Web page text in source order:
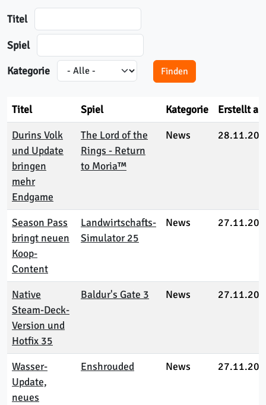
Titel
Spiel
Kategorie
Titel Spiel Kategorie
Erstellt am
Durins Volk
und Update
bringen
mehr
Endgame
The Lord of the
Rings - Return
to Moria™
News
Season Pass
bringt neuen
Koop-
Content
Landwirtschafts-
Simulator 25
News
Native
Steam-Deck-
Version und
Hotfix 35
Baldur's Gate 3 News
Wasser-
Update,
neues
Enshrouded News